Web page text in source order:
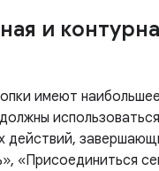
и
имеют
действий,
«Присоединиться